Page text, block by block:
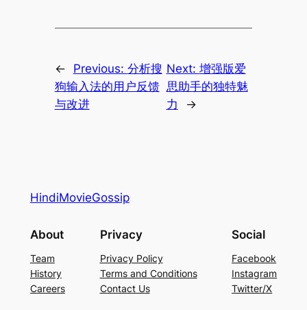
← Previous: 分析搜
狗输入法的用户反馈
与改进
Next: 增强版爱
思助手的独特魅
力
→
HindiMovieGossip
About
Team
History
Careers
Privacy
Privacy Policy
Terms and Conditions
Contact Us
Social
Facebook
Instagram
Twitter/X